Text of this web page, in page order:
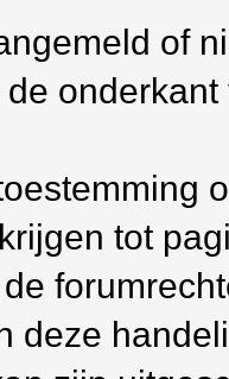
of
tot
deze